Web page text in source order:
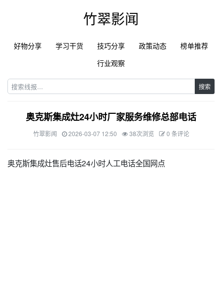
竹翠影闻
好物分享 学习干货 技巧分享 政策动态
榜单推荐
行业观察
搜索
奥克斯集成灶24小时厂家服务维修总部电话
竹翠影闻 2026-03-07 12:50 38次浏览 0 条评论
奥克斯集成灶售后电话24小时人工电话全国网点